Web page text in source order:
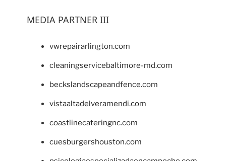
MEDIA PARTNER III
vwrepairarlington.com
cleaningservicebaltimore-md.com
beckslandscapeandfence.com
vistaaltadelveramendi.com
coastlinecateringnc.com
cuesburgershouston.com